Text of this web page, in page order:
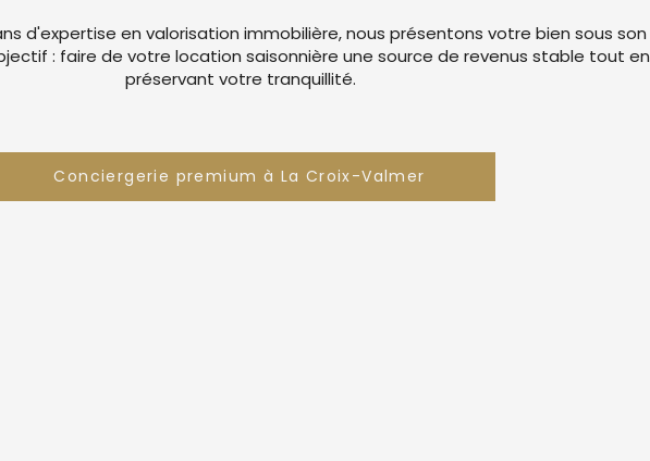
d'expertise en valorisation immobilière, nous présentons votre bien sous son
: faire de votre location saisonnière une source de revenus stable tout en
préservant votre tranquillité.
Conciergerie premium à La Croix-Valmer